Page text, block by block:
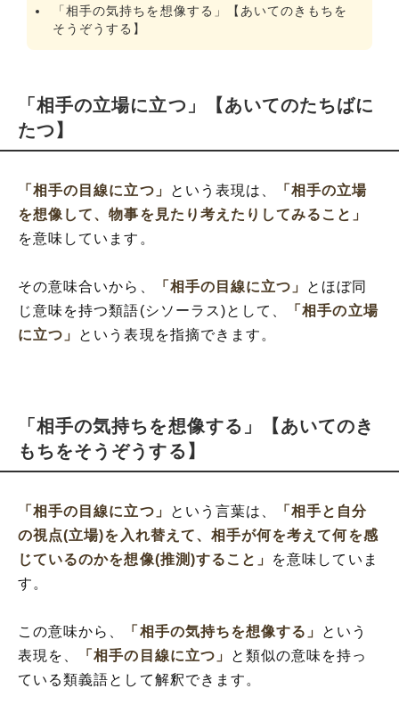
「相手の気持ちを想像する」【あいてのきもちを
そうぞうする】
「相手の立場に立つ」【あいてのたちばに
たつ】
「相手の目線に立つ」 という表現は、
「相手の立場
を想像して、物事を見たり考えたりしてみること」
を意味しています。
その意味合いから、 「相手の目線に立つ」
とほぼ同
じ意味を持つ類語(シソーラス)として、
「相手の立場
に立つ」
という表現を指摘できます。
「相手の気持ちを想像する」【あいてのき
もちをそうぞうする】
「相手の目線に立つ」 という言葉は、
「相手と自分
の視点(立場)を入れ替えて、相手が何を考えて何を感
じているのかを想像(推測)すること」
を意味していま
す。
この意味から、 「相手の気持ちを想像する」 という
表現を、
「相手の目線に立つ」
と類似の意味を持っ
ている類義語として解釈できます。